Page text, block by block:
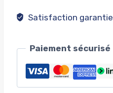
Satisfaction garantie
Paiement sécurisé